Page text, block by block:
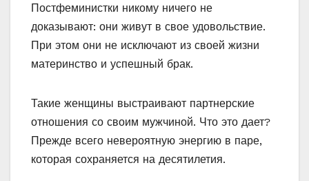
Постфеминистки никому ничего не
доказывают: они живут в свое удовольствие.
При этом они не исключают из своей жизни
материнство и успешный брак.
Такие женщины выстраивают партнерские
отношения со своим мужчиной. Что это дает?
Прежде всего невероятную энергию в паре,
которая сохраняется на десятилетия.